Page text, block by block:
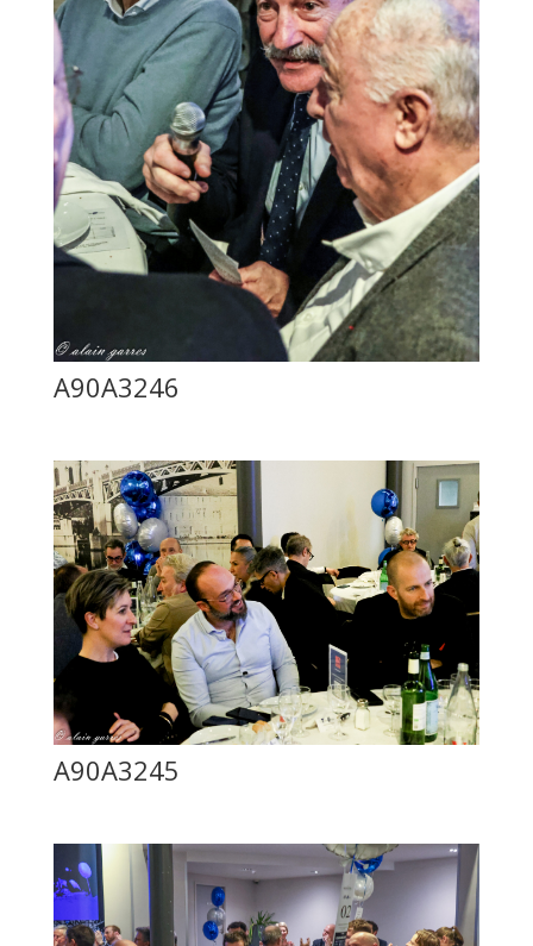
A90A3246
A90A3245